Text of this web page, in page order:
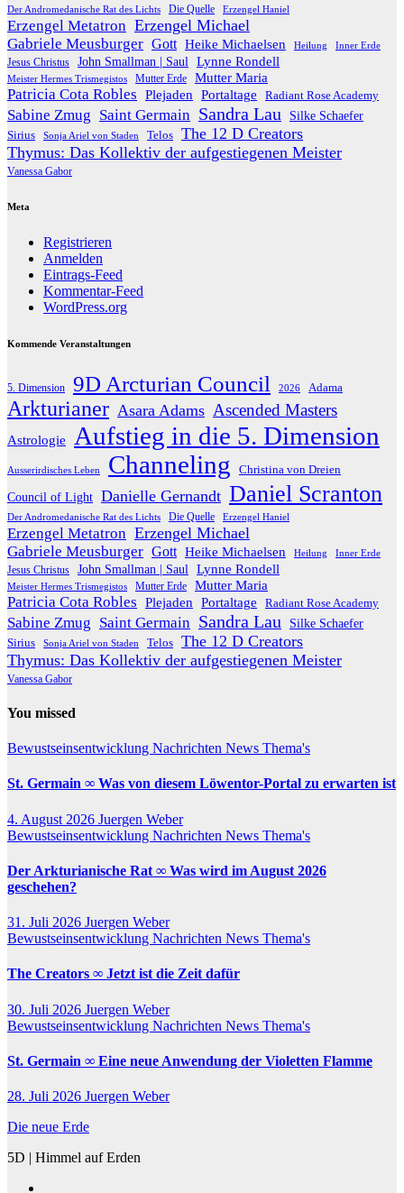
Der Andromedanische Rat des Lichts Die Quelle Erzengel Haniel
Erzengel Metatron Erzengel Michael
Gabriele Meusburger Gott Heike Michaelsen Heilung Inner Erde
Jesus Christus John Smallman | Saul Lynne Rondell
Meister Hermes Trismegistos Mutter Erde Mutter Maria
Patricia Cota Robles Plejaden Portaltage Radiant Rose Academy
Sabine Zmug Saint Germain Sandra Lau Silke Schaefer
Sirius Sonja Ariel von Staden Telos The 12 D Creators
Thymus: Das Kollektiv der aufgestiegenen Meister
Vanessa Gabor
Meta
Registrieren
Anmelden
Eintrags-Feed
Kommentar-Feed
WordPress.org
Kommende Veranstaltungen
5. Dimension 9D Arcturian Council 2026 Adama
Arkturianer Asara Adams Ascended Masters
Astrologie Aufstieg in die 5. Dimension
Ausserirdisches Leben Channeling Christina von Dreien
Council of Light Danielle Gernandt Daniel Scranton
Der Andromedanische Rat des Lichts Die Quelle Erzengel Haniel
Erzengel Metatron Erzengel Michael
Gabriele Meusburger Gott Heike Michaelsen Heilung Inner Erde
Jesus Christus John Smallman | Saul Lynne Rondell
Meister Hermes Trismegistos Mutter Erde Mutter Maria
Patricia Cota Robles Plejaden Portaltage Radiant Rose Academy
Sabine Zmug Saint Germain Sandra Lau Silke Schaefer
Sirius Sonja Ariel von Staden Telos The 12 D Creators
Thymus: Das Kollektiv der aufgestiegenen Meister
Vanessa Gabor
You missed
Bewustseinsentwicklung Nachrichten News Thema's
St. Germain ∞ Was von diesem Löwentor-Portal zu erwarten ist
4. August 2026 Juergen Weber
Bewustseinsentwicklung Nachrichten News Thema's
Der Arkturianische Rat ∞ Was wird im August 2026
geschehen?
31. Juli 2026 Juergen Weber
Bewustseinsentwicklung Nachrichten News Thema's
The Creators ∞ Jetzt ist die Zeit dafür
30. Juli 2026 Juergen Weber
Bewustseinsentwicklung Nachrichten News Thema's
St. Germain ∞ Eine neue Anwendung der Violetten Flamme
28. Juli 2026 Juergen Weber
Die neue Erde
5D | Himmel auf Erden